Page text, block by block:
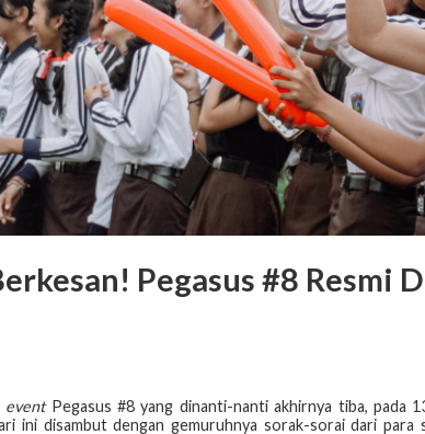
Pegasus #8 Resmi
eventPegasus #8 yang dinanti-nanti akhirnya tiba, pada
ini disambut dengan gemuruhnya sorak-sorai dari